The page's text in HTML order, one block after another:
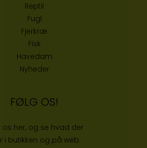
Reptil
Fugl
Fjerkræ
Fisk
Havedam
Nyheder
FØLG OS!
os her, og se hvad der
i butikken og på web: